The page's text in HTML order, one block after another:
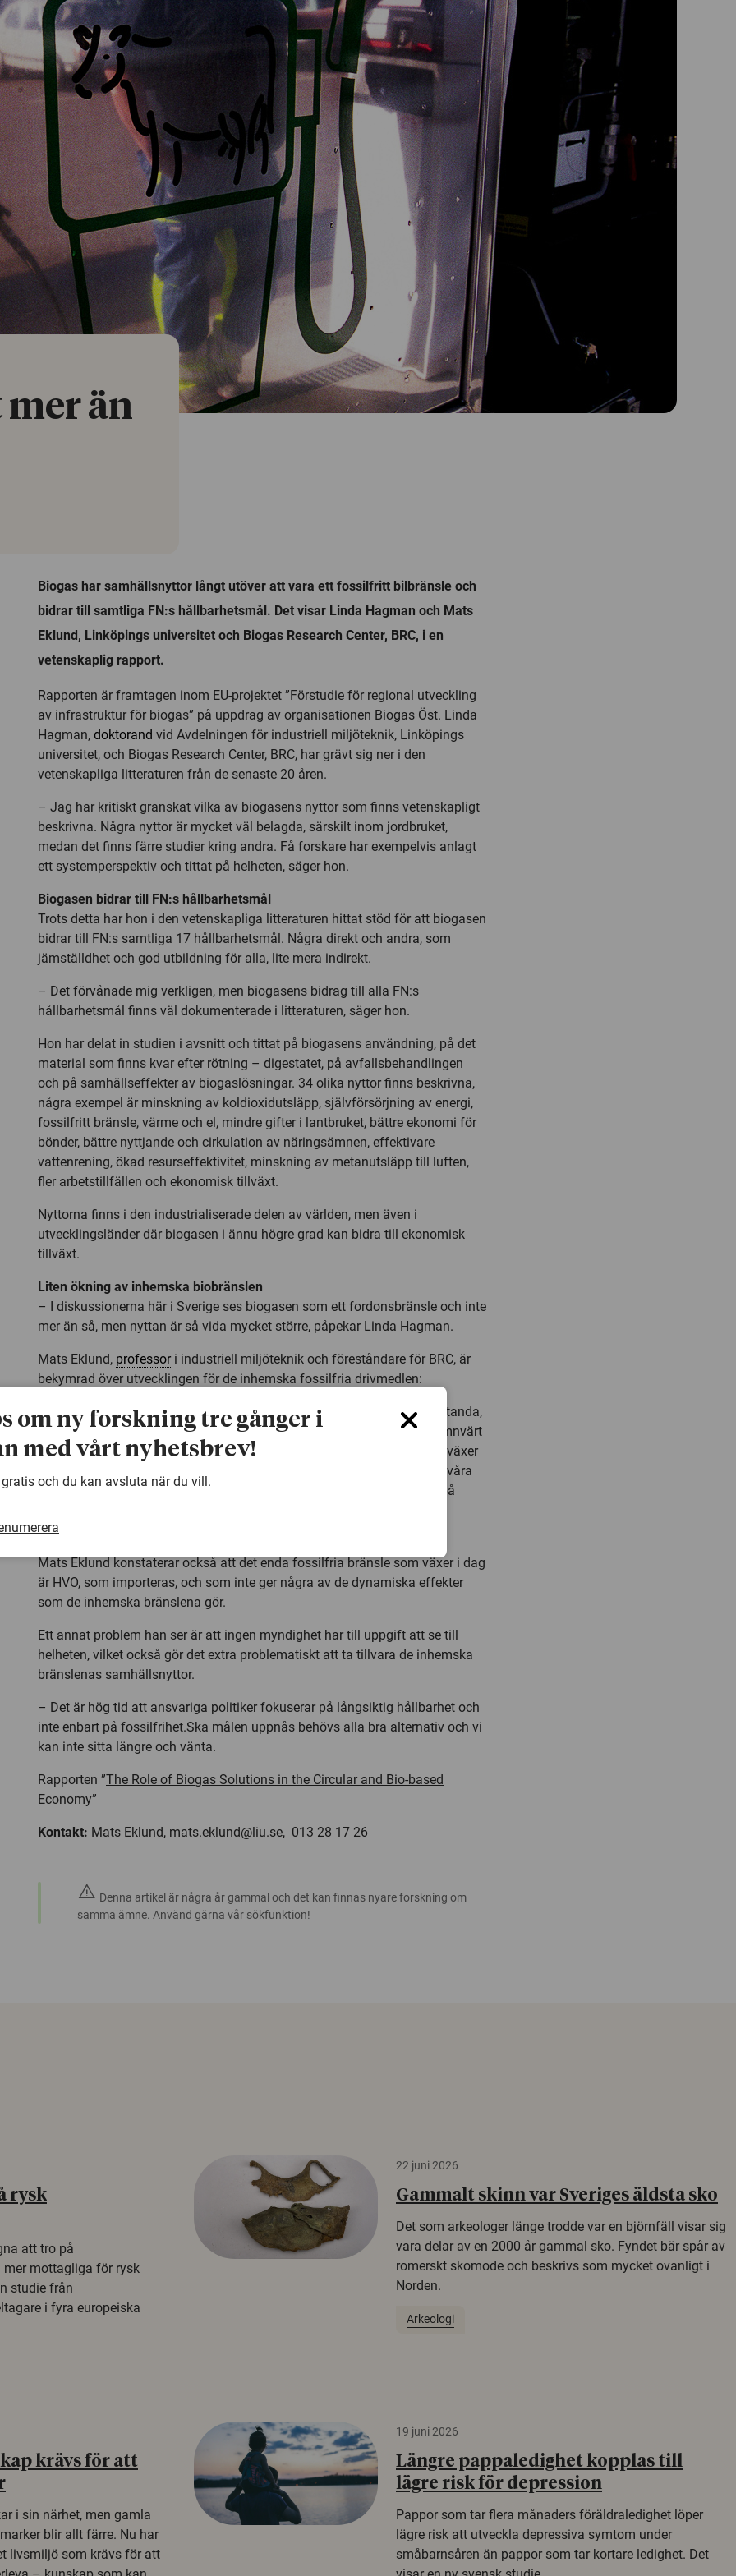
mer än
Biogas har samhällsnyttor långt utöver att vara ett fossilfritt bilbränsle och
bidrar till samtliga FN:s hållbarhetsmål. Det visar Linda Hagman och Mats
Eklund, Linköpings universitet och Biogas Research Center, BRC, i en
vetenskaplig rapport.
Rapporten är framtagen inom EU-projektet ”Förstudie för regional utveckling
av infrastruktur för biogas” på uppdrag av organisationen Biogas Öst. Linda
Hagman, doktorand vid Avdelningen för industriell miljöteknik, Linköpings
universitet, och Biogas Research Center, BRC, har grävt sig ner i den
vetenskapliga litteraturen från de senaste 20 åren.
– Jag har kritiskt granskat vilka av biogasens nyttor som finns vetenskapligt
beskrivna. Några nyttor är mycket väl belagda, särskilt inom jordbruket,
medan det finns färre studier kring andra. Få forskare har exempelvis anlagt
ett systemperspektiv och tittat på helheten, säger hon.
Biogasen bidrar till FN:s hållbarhetsmål
Trots detta har hon i den vetenskapliga litteraturen hittat stöd för att biogasen
bidrar till FN:s samtliga 17 hållbarhetsmål. Några direkt och andra, som
jämställdhet och god utbildning för alla, lite mera indirekt.
– Det förvånade mig verkligen, men biogasens bidrag till alla FN:s
hållbarhetsmål finns väl dokumenterade i litteraturen, säger hon.
Hon har delat in studien i avsnitt och tittat på biogasens användning, på det
material som finns kvar efter rötning – digestatet, på avfallsbehandlingen
och på samhällseffekter av biogaslösningar. 34 olika nyttor finns beskrivna,
några exempel är minskning av koldioxidutsläpp, självförsörjning av energi,
fossilfritt bränsle, värme och el, mindre gifter i lantbruket, bättre ekonomi för
bönder, bättre nyttjande och cirkulation av näringsämnen, effektivare
vattenrening, ökad resurseffektivitet, minskning av metanutsläpp till luften,
fler arbetstillfällen och ekonomisk tillväxt.
Nyttorna finns i den industrialiserade delen av världen, men även i
utvecklingsländer där biogasen i ännu högre grad kan bidra till ekonomisk
tillväxt.
Liten ökning av inhemska biobränslen
– I diskussionerna här i Sverige ses biogasen som ett fordonsbränsle och inte
mer än så, men nyttan är så vida mycket större, påpekar Linda Hagman.
Mats Eklund, professori industriell miljöteknik och föreståndare för BRC, är
bekymrad över utvecklingen för de inhemska fossilfria drivmedlen:
– Vi har flera inhemska bränslen i dag med oerhört bra hållbarhetsprestanda,
som etanol, biogas och RME. Användning och produktion ökar inte nämnvärt
för något av dem. Det vi från forskarhåll ser som de bästa alternativen växer
inte, trots de ambitiösa miljömålen. Vår roll som forskare är att grunda våra
slutsatser påevidens, medan myndigheter och politiker riskerar att se på
Mats Eklund konstaterar också att det enda fossilfria bränsle som växer i dag
är HVO, som importeras, och som inte ger några av de dynamiska effekter
som de inhemska bränslena gör.
Ett annat problem han ser är att ingen myndighet har till uppgift att se till
helheten, vilket också gör det extra problematiskt att ta tillvara de inhemska
bränslenas samhällsnyttor.
– Det är hög tid att ansvariga politiker fokuserar på långsiktig hållbarhet och
inte enbart på fossilfrihet.Ska målen uppnås behövs alla bra alternativ och vi
kan inte sitta längre och vänta.
Rapporten ”The Role of Biogas Solutions in the Circular and Bio-based
Economy”
Kontakt: Mats Eklund, mats.eklund@liu.se, 013 28 17 26
warning Denna artikel är några år gammal och det kan finnas nyare forskning om
samma ämne. Använd gärna vår sökfunktion!
rysk
att tro på
mottagliga för rysk
studie från
i fyra europeiska
22 juni 2026
Gammalt skinn var Sveriges äldsta sko
Det som arkeologer länge trodde var en björnfäll visar sig
vara delar av en 2000 år gammal sko. Fyndet bär spår av
romerskt skomode och beskrivs som mycket ovanligt i
Norden.
Arkeologi
krävs för att
i sin närhet, men gamla
blir allt färre. Nu har
livsmiljö som krävs för att
19 juni 2026
Längre pappaledighet kopplas till
lägre risk för depression
Pappor som tar flera månaders föräldraledighet löper
lägre risk att utveckla depressiva symtom under
småbarnsåren än pappor som tar kortare ledighet. Det
om ny forskning tre gånger i
med vårt nyhetsbrev!
gratis och du kan avsluta när du vill.